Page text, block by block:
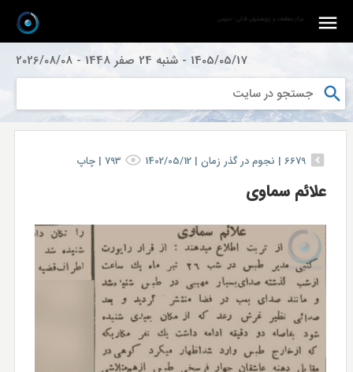
1405/05/17
- شنبه 24 صفر 1448 -
2026/08/08
مرکز مطالعات و پژوهشهای فلکی - نجومی
6679
| نجوم در گذر زمان | 1402/05/12
793
| چاپ
علائم سماوی